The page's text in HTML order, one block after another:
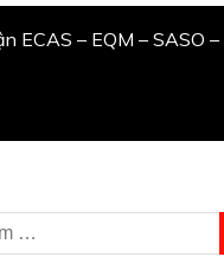
ECAS – EQM – SASO